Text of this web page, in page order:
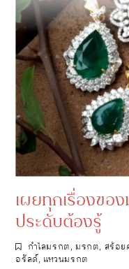
เผยทุกเรื่องขอ
ประดับต้องรู้
กำไลมรกต,มรกต, สร้อ
อรัลด์, แหวนมรกต